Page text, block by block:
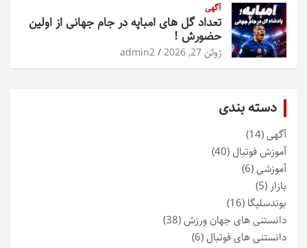
آگهی
تعداد گل های امباپه در جام جهانی از اولین
حضورش !
ژوئن 27, 2026 admin2
دسته بندی
آگهی(14)
آموزش فوتبال(40)
آموزشی(6)
بازار (5)
بوندسلیگا (16)
دانستنی های جهان ورزش(38)
دانستنی های فوتبال(6)